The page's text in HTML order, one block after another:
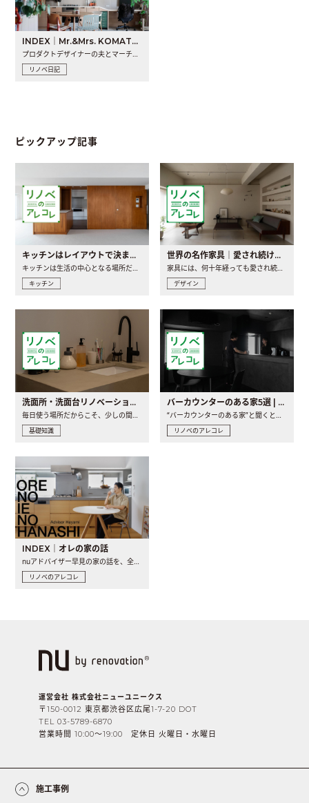
INDEX｜Mr.&Mrs. KOMATSU renovation diary
プロダクトデザイナーの夫とマーチャンダイザーの妻が、夫婦で..
リノベ日記
ピックアップ記事
キッチンはレイアウトで決まる。後悔しないための考え方と選び方
キッチンは生活の中心となる場所だからこそ、家の中のどこに置..
キッチン
世界の名作家具｜愛され続ける理由と一生モノとの出会い方
家具には、何十年経っても愛され続ける「名作」と呼ばれるもの..
デザイン
洗面所・洗面台リノベーションの事例と間取りアイデア
毎日使う場所だからこそ、少しの間取りの工夫や素材の選び方で..
基礎知識
バーカウンターのある家5選 | 日常に馴染む“距離の近い”キッチンとは
“バーカウンターのある家”と聞くと、少し特別な、大人のための..
リノベのアレコレ
INDEX｜オレの家の話
nuアドバイザー早見の家の話を、全4話でお届け。リノベーションを..
リノベのアレコレ
運営会社 株式会社ニューユニークス
〒150-0012 東京都渋谷区広尾1-7-20 DOT
TEL 03-5789-6870
営業時間 10:00〜19:00 定休日 火曜日・水曜日
施工事例